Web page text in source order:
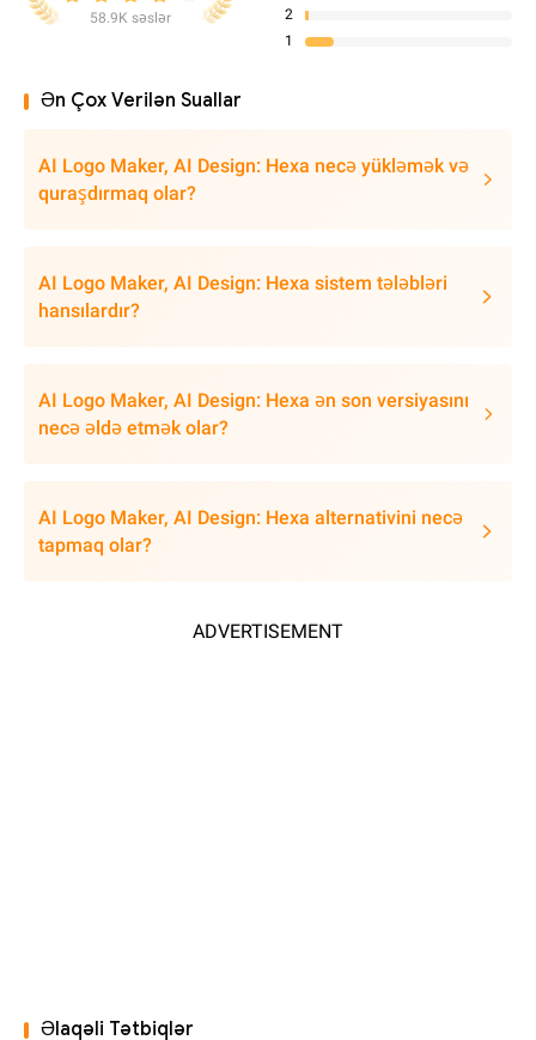
58.9K səslər
2
1
Ən Çox Verilən Suallar
AI Logo Maker, AI Design: Hexa necə yükləmək və
quraşdırmaq olar?
AI Logo Maker, AI Design: Hexa sistem tələbləri
hansılardır?
AI Logo Maker, AI Design: Hexa ən son versiyasını
necə əldə etmək olar?
AI Logo Maker, AI Design: Hexa alternativini necə
tapmaq olar?
ADVERTISEMENT
Əlaqəli Tətbiqlər